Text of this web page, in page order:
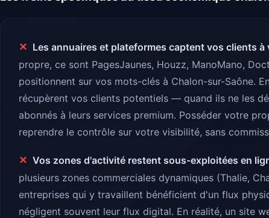
✕ Les annuaires et plateformes captent vos clients à
propre, ce sont PagesJaunes, Houzz, ManoMano,
positionnent sur vos mots-clés à Chalon-sur-Saône.
récupèrent vos clients potentiels — quand ils ne les
abonnés à leurs services premium. Posséder votre
reprendre le contrôle sur votre visibilité, sans
✕ Vos zones d'activité restent sous-exploitées en
plusieurs zones commerciales dynamiques (Thalie,
entreprises qui y travaillent bénéficient d'un flux
négligent souvent leur flux digital. En réalité, un site